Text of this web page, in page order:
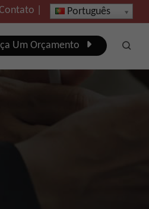
Português
Um Orçamento